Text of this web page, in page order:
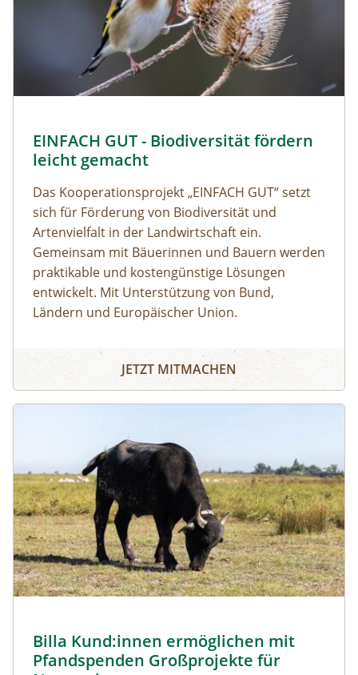
EINFACH GUT - Biodiversität fördern
leicht gemacht
Das Kooperationsprojekt „EINFACH GUT“ setzt
sich für Förderung von Biodiversität und
Artenvielfalt in der Landwirtschaft ein.
Gemeinsam mit Bäuerinnen und Bauern werden
praktikable und kostengünstige Lösungen
entwickelt. Mit Unterstützung von Bund,
Ländern und Europäischer Union.
JETZT MITMACHEN
Billa Kund:innen ermöglichen mit
Pfandspenden Großprojekte für